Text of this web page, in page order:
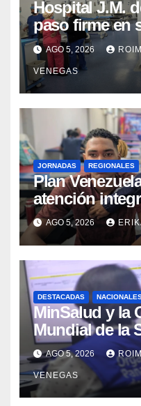
Hospital J.M.
paso firme en
tras los
sísmicos
AGO 5, 2026
VENEGAS
JORNADAS REGIONALES
​Plan
atención
evaluación de
Aragua
AGO 5, 2026
DESTACADAS
MinSalud y la
Mundial de la
propuesta
materia de
higiene ante
AGO 5, 2026
VENEGAS